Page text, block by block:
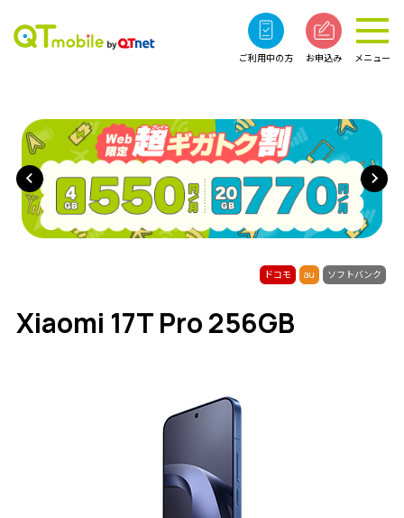
ご利用中の方 お申込み メニュー
ドコモ au ソフトバンク
Xiaomi 17T Pro 256GB